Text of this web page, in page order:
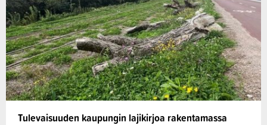
Tulevaisuuden kaupungin lajikirjoa rakentamassa